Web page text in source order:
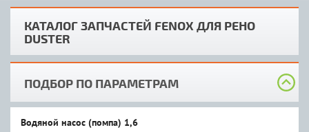
КАТАЛОГ ЗАПЧАСТЕЙ FENOX ДЛЯ РЕНО
DUSTER
ПОДБОР ПО ПАРАМЕТРАМ
Водяной насос (помпа) 1,6